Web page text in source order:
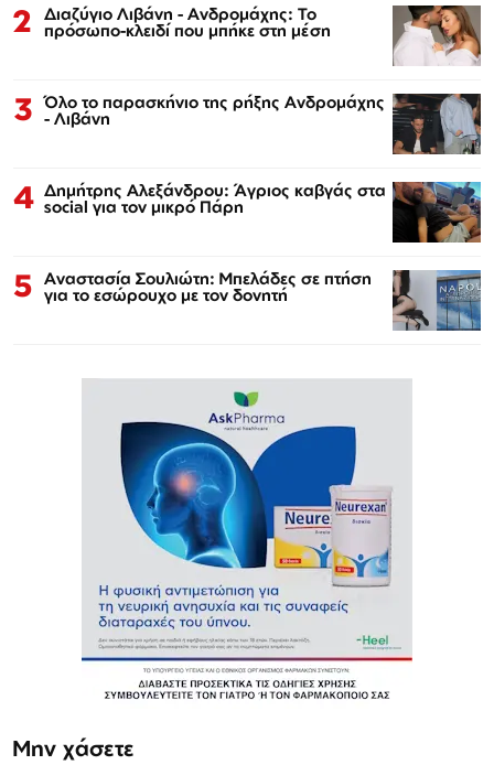
2 Διαζύγιο Λιβάνη - Ανδρομάχης: Το
πρόσωπο-κλειδί που μπήκε στη μέση
3 Όλο το παρασκήνιο της ρήξης Ανδρομάχης
- Λιβάνη
4 Δημήτρης Αλεξάνδρου: Άγριος καβγάς στα
social για τον μικρό Πάρη
5 Αναστασία Σουλιώτη: Μπελάδες σε πτήση
για το εσώρουχο με τον δονητή
Μην χάσετε